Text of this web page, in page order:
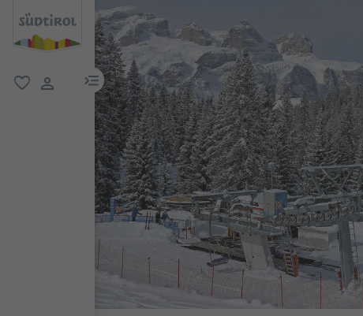
menu link